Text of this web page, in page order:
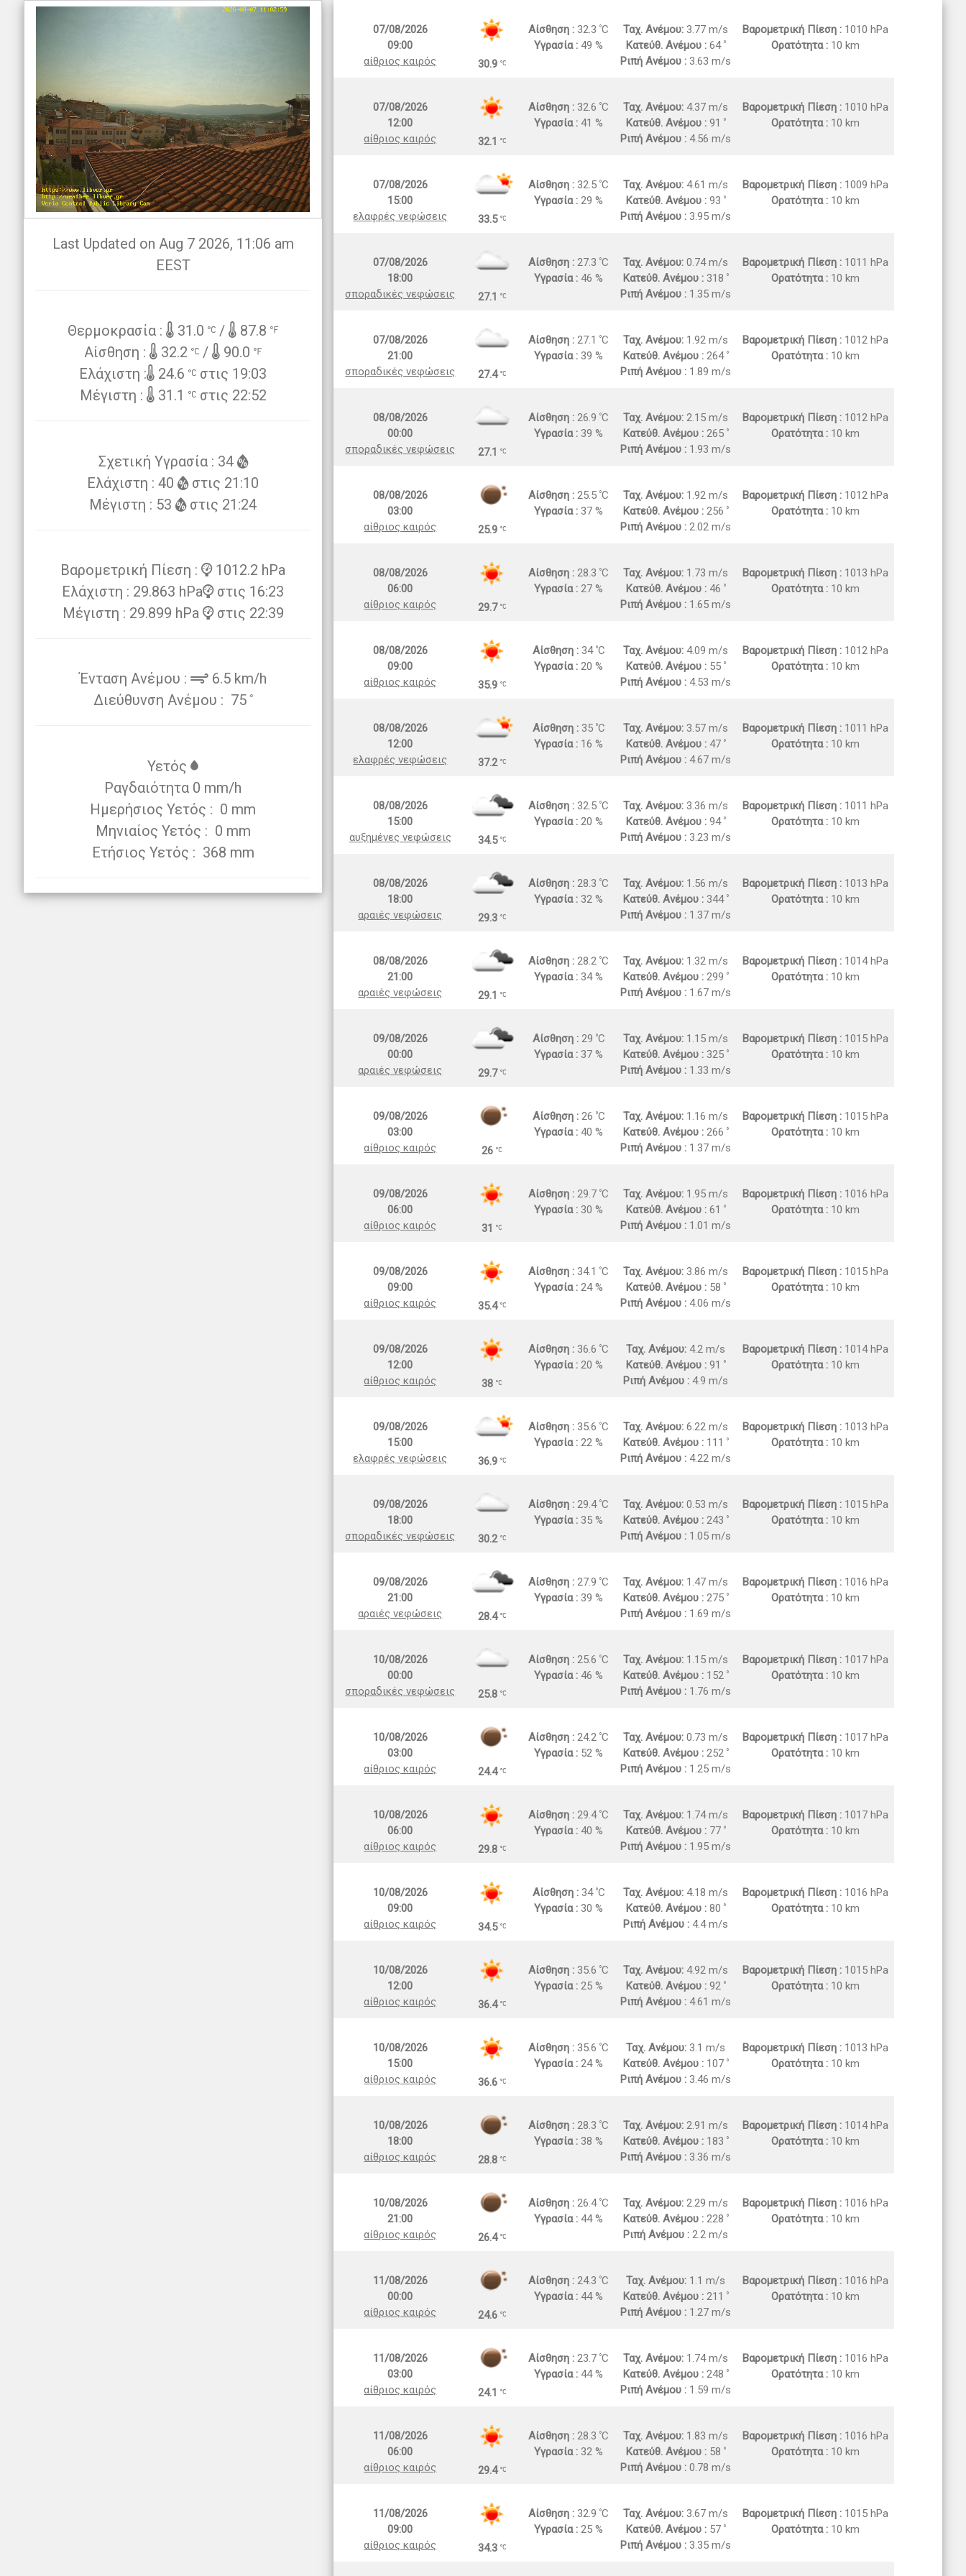
Last Updated on Aug 7 2026, 11:06 am
EEST
Θερμοκρασία : 31.0 /
87.8
Αίσθηση :
32.2 /
90.0
Ελάχιστη :
24.6
στις 19:03
Μέγιστη :
31.1 στις 22:52
Σχετική Υγρασία : 34
Ελάχιστη : 40
στις 21:10
Μέγιστη : 53
στις 21:24
Βαρομετρική Πίεση :
1012.2 hPa
Ελάχιστη : 29.863 hPa
στις 16:23
Μέγιστη : 29.899 hPa
στις 22:39
Ένταση Ανέμου :
6.5 km/h
Διεύθυνση Ανέμου : 75
Υετός
Ραγδαιότητα 0 mm/h
Ημερήσιος Υετός : 0 mm
Μηνιαίος Υετός : 0 mm
Ετήσιος Υετός : 368 mm
07/08/2026
09:00
αίθριος καιρός
30.9
Αίσθηση :32.3C
Υγρασία :49 %
Ταχ. Ανέμου:3.77 m/s
Κατεύθ. Ανέμου : 64
Ριπή Ανέμου :3.63 m/s
Βαρομετρική Πίεση : 1010 hPa
Ορατότητα : 10 km
07/08/2026
12:00
αίθριος καιρός
32.1
Αίσθηση :32.6C
Υγρασία :41 %
Ταχ. Ανέμου:4.37 m/s
Κατεύθ. Ανέμου : 91
Ριπή Ανέμου :4.56 m/s
Βαρομετρική Πίεση : 1010 hPa
Ορατότητα : 10 km
07/08/2026
15:00
ελαφρές νεφώσεις
33.5
Αίσθηση :32.5C
Υγρασία :29 %
Ταχ. Ανέμου:4.61 m/s
Κατεύθ. Ανέμου : 93
Ριπή Ανέμου :3.95 m/s
Βαρομετρική Πίεση : 1009 hPa
Ορατότητα : 10 km
07/08/2026
18:00
σποραδικές νεφώσεις
27.1
Αίσθηση :27.3C
Υγρασία :46 %
Ταχ. Ανέμου:0.74 m/s
Κατεύθ. Ανέμου : 318
Ριπή Ανέμου : 1.35 m/s
Βαρομετρική Πίεση : 1011 hPa
Ορατότητα : 10 km
07/08/2026
21:00
σποραδικές νεφώσεις
27.4
Αίσθηση :27.1C
Υγρασία :39 %
Ταχ. Ανέμου: 1.92 m/s
Κατεύθ. Ανέμου : 264
Ριπή Ανέμου : 1.89 m/s
Βαρομετρική Πίεση : 1012 hPa
Ορατότητα : 10 km
08/08/2026
00:00
σποραδικές νεφώσεις
27.1
Αίσθηση :26.9C
Υγρασία :39 %
Ταχ. Ανέμου:2.15 m/s
Κατεύθ. Ανέμου : 265
Ριπή Ανέμου : 1.93 m/s
Βαρομετρική Πίεση : 1012 hPa
Ορατότητα : 10 km
08/08/2026
03:00
αίθριος καιρός
25.9
Αίσθηση :25.5C
Υγρασία :37 %
Ταχ. Ανέμου: 1.92 m/s
Κατεύθ. Ανέμου : 256
Ριπή Ανέμου :2.02 m/s
Βαρομετρική Πίεση : 1012 hPa
Ορατότητα : 10 km
08/08/2026
06:00
αίθριος καιρός
29.7
Αίσθηση :28.3C
Υγρασία :27 %
Ταχ. Ανέμου: 1.73 m/s
Κατεύθ. Ανέμου : 46
Ριπή Ανέμου : 1.65 m/s
Βαρομετρική Πίεση : 1013 hPa
Ορατότητα : 10 km
08/08/2026
09:00
αίθριος καιρός
35.9
Αίσθηση : 34 C
Υγρασία :20 %
Ταχ. Ανέμου:4.09 m/s
Κατεύθ. Ανέμου : 55
Ριπή Ανέμου :4.53 m/s
Βαρομετρική Πίεση : 1012 hPa
Ορατότητα : 10 km
08/08/2026
12:00
ελαφρές νεφώσεις
37.2
Αίσθηση : 35 C
Υγρασία : 16 %
Ταχ. Ανέμου:3.57 m/s
Κατεύθ. Ανέμου : 47
Ριπή Ανέμου :4.67 m/s
Βαρομετρική Πίεση : 1011 hPa
Ορατότητα : 10 km
08/08/2026
15:00
αυξημένες νεφώσεις
34.5
Αίσθηση :32.5C
Υγρασία :20 %
Ταχ. Ανέμου:3.36 m/s
Κατεύθ. Ανέμου : 94
Ριπή Ανέμου :3.23 m/s
Βαρομετρική Πίεση : 1011 hPa
Ορατότητα : 10 km
08/08/2026
18:00
αραιές νεφώσεις
29.3
Αίσθηση :28.3C
Υγρασία :32 %
Ταχ. Ανέμου: 1.56 m/s
Κατεύθ. Ανέμου : 344
Ριπή Ανέμου : 1.37 m/s
Βαρομετρική Πίεση : 1013 hPa
Ορατότητα : 10 km
08/08/2026
21:00
αραιές νεφώσεις
29.1
Αίσθηση :28.2C
Υγρασία :34 %
Ταχ. Ανέμου: 1.32 m/s
Κατεύθ. Ανέμου : 299
Ριπή Ανέμου : 1.67 m/s
Βαρομετρική Πίεση : 1014 hPa
Ορατότητα : 10 km
09/08/2026
00:00
αραιές νεφώσεις
29.7
Αίσθηση : 29 C
Υγρασία :37 %
Ταχ. Ανέμου: 1.15 m/s
Κατεύθ. Ανέμου : 325
Ριπή Ανέμου : 1.33 m/s
Βαρομετρική Πίεση : 1015 hPa
Ορατότητα : 10 km
09/08/2026
03:00
αίθριος καιρός
26
Αίσθηση : 26 C
Υγρασία :40 %
Ταχ. Ανέμου: 1.16 m/s
Κατεύθ. Ανέμου : 266
Ριπή Ανέμου : 1.37 m/s
Βαρομετρική Πίεση : 1015 hPa
Ορατότητα : 10 km
09/08/2026
06:00
αίθριος καιρός
31
Αίσθηση :29.7C
Υγρασία :30 %
Ταχ. Ανέμου: 1.95 m/s
Κατεύθ. Ανέμου : 61
Ριπή Ανέμου : 1.01 m/s
Βαρομετρική Πίεση : 1016 hPa
Ορατότητα : 10 km
09/08/2026
09:00
αίθριος καιρός
35.4
Αίσθηση :34.1C
Υγρασία :24 %
Ταχ. Ανέμου:3.86 m/s
Κατεύθ. Ανέμου : 58
Ριπή Ανέμου :4.06 m/s
Βαρομετρική Πίεση : 1015 hPa
Ορατότητα : 10 km
09/08/2026
12:00
αίθριος καιρός
38
Αίσθηση :36.6C
Υγρασία :20 %
Ταχ. Ανέμου:4.2 m/s
Κατεύθ. Ανέμου : 91
Ριπή Ανέμου :4.9 m/s
Βαρομετρική Πίεση : 1014 hPa
Ορατότητα : 10 km
09/08/2026
15:00
ελαφρές νεφώσεις
36.9
Αίσθηση :35.6C
Υγρασία :22 %
Ταχ. Ανέμου:6.22 m/s
Κατεύθ. Ανέμου : 111
Ριπή Ανέμου :4.22 m/s
Βαρομετρική Πίεση : 1013 hPa
Ορατότητα : 10 km
09/08/2026
18:00
σποραδικές νεφώσεις
30.2
Αίσθηση :29.4C
Υγρασία :35 %
Ταχ. Ανέμου:0.53 m/s
Κατεύθ. Ανέμου : 243
Ριπή Ανέμου : 1.05 m/s
Βαρομετρική Πίεση : 1015 hPa
Ορατότητα : 10 km
09/08/2026
21:00
αραιές νεφώσεις
28.4
Αίσθηση :27.9C
Υγρασία :39 %
Ταχ. Ανέμου: 1.47 m/s
Κατεύθ. Ανέμου : 275
Ριπή Ανέμου : 1.69 m/s
Βαρομετρική Πίεση : 1016 hPa
Ορατότητα : 10 km
10/08/2026
00:00
σποραδικές νεφώσεις
25.8
Αίσθηση :25.6C
Υγρασία :46 %
Ταχ. Ανέμου: 1.15 m/s
Κατεύθ. Ανέμου : 152
Ριπή Ανέμου : 1.76 m/s
Βαρομετρική Πίεση : 1017 hPa
Ορατότητα : 10 km
10/08/2026
03:00
αίθριος καιρός
24.4
Αίσθηση :24.2C
Υγρασία : 52 %
Ταχ. Ανέμου:0.73 m/s
Κατεύθ. Ανέμου : 252
Ριπή Ανέμου : 1.25 m/s
Βαρομετρική Πίεση : 1017 hPa
Ορατότητα : 10 km
10/08/2026
06:00
αίθριος καιρός
29.8
Αίσθηση :29.4C
Υγρασία :40 %
Ταχ. Ανέμου: 1.74 m/s
Κατεύθ. Ανέμου : 77
Ριπή Ανέμου : 1.95 m/s
Βαρομετρική Πίεση : 1017 hPa
Ορατότητα : 10 km
10/08/2026
09:00
αίθριος καιρός
34.5
Αίσθηση : 34 C
Υγρασία :30 %
Ταχ. Ανέμου:4.18 m/s
Κατεύθ. Ανέμου : 80
Ριπή Ανέμου :4.4 m/s
Βαρομετρική Πίεση : 1016 hPa
Ορατότητα : 10 km
10/08/2026
12:00
αίθριος καιρός
36.4
Αίσθηση :35.6C
Υγρασία :25 %
Ταχ. Ανέμου:4.92 m/s
Κατεύθ. Ανέμου : 92
Ριπή Ανέμου :4.61 m/s
Βαρομετρική Πίεση : 1015 hPa
Ορατότητα : 10 km
10/08/2026
15:00
αίθριος καιρός
36.6
Αίσθηση :35.6C
Υγρασία :24 %
Ταχ. Ανέμου:3.1 m/s
Κατεύθ. Ανέμου : 107
Ριπή Ανέμου :3.46 m/s
Βαρομετρική Πίεση : 1013 hPa
Ορατότητα : 10 km
10/08/2026
18:00
αίθριος καιρός
28.8
Αίσθηση :28.3C
Υγρασία :38 %
Ταχ. Ανέμου:2.91 m/s
Κατεύθ. Ανέμου : 183
Ριπή Ανέμου :3.36 m/s
Βαρομετρική Πίεση : 1014 hPa
Ορατότητα : 10 km
10/08/2026
21:00
αίθριος καιρός
26.4
Αίσθηση :26.4C
Υγρασία :44 %
Ταχ. Ανέμου:2.29 m/s
Κατεύθ. Ανέμου : 228
Ριπή Ανέμου :2.2 m/s
Βαρομετρική Πίεση : 1016 hPa
Ορατότητα : 10 km
11/08/2026
00:00
αίθριος καιρός
24.6
Αίσθηση :24.3C
Υγρασία :44 %
Ταχ. Ανέμου: 1.1 m/s
Κατεύθ. Ανέμου : 211
Ριπή Ανέμου : 1.27 m/s
Βαρομετρική Πίεση : 1016 hPa
Ορατότητα : 10 km
11/08/2026
03:00
αίθριος καιρός
24.1
Αίσθηση :23.7C
Υγρασία :44 %
Ταχ. Ανέμου: 1.74 m/s
Κατεύθ. Ανέμου : 248
Ριπή Ανέμου : 1.59 m/s
Βαρομετρική Πίεση : 1016 hPa
Ορατότητα : 10 km
11/08/2026
06:00
αίθριος καιρός
29.4
Αίσθηση :28.3C
Υγρασία :32 %
Ταχ. Ανέμου: 1.83 m/s
Κατεύθ. Ανέμου : 58
Ριπή Ανέμου :0.78 m/s
Βαρομετρική Πίεση : 1016 hPa
Ορατότητα : 10 km
11/08/2026
09:00
αίθριος καιρός
34.3
Αίσθηση :32.9C
Υγρασία :25 %
Ταχ. Ανέμου:3.67 m/s
Κατεύθ. Ανέμου : 57
Ριπή Ανέμου :3.35 m/s
Βαρομετρική Πίεση : 1015 hPa
Ορατότητα : 10 km